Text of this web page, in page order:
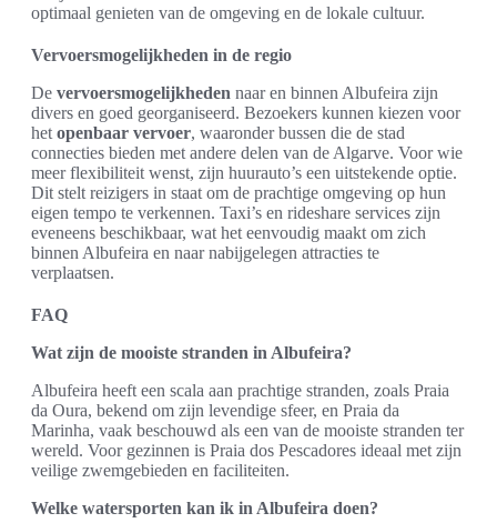
optimaal genieten van de omgeving en de lokale cultuur.
Vervoersmogelijkheden in de regio
De vervoersmogelijkheden naar en binnen Albufeira zijn
divers en goed georganiseerd. Bezoekers kunnen kiezen voor
het openbaar vervoer, waaronder bussen die de stad
connecties bieden met andere delen van de Algarve. Voor wie
meer flexibiliteit wenst, zijn huurauto’s een uitstekende optie.
Dit stelt reizigers in staat om de prachtige omgeving op hun
eigen tempo te verkennen. Taxi’s en rideshare services zijn
eveneens beschikbaar, wat het eenvoudig maakt om zich
binnen Albufeira en naar nabijgelegen attracties te
verplaatsen.
FAQ
Wat zijn de mooiste stranden in Albufeira?
Albufeira heeft een scala aan prachtige stranden, zoals Praia
da Oura, bekend om zijn levendige sfeer, en Praia da
Marinha, vaak beschouwd als een van de mooiste stranden ter
wereld. Voor gezinnen is Praia dos Pescadores ideaal met zijn
veilige zwemgebieden en faciliteiten.
Welke watersporten kan ik in Albufeira doen?